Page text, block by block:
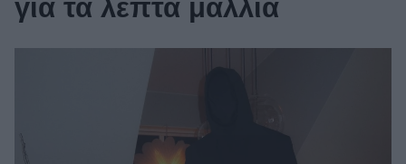
για τα λεπτά μαλλιά